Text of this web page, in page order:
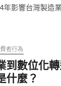
年影響台灣製造
者行為
到數位化
什麼？